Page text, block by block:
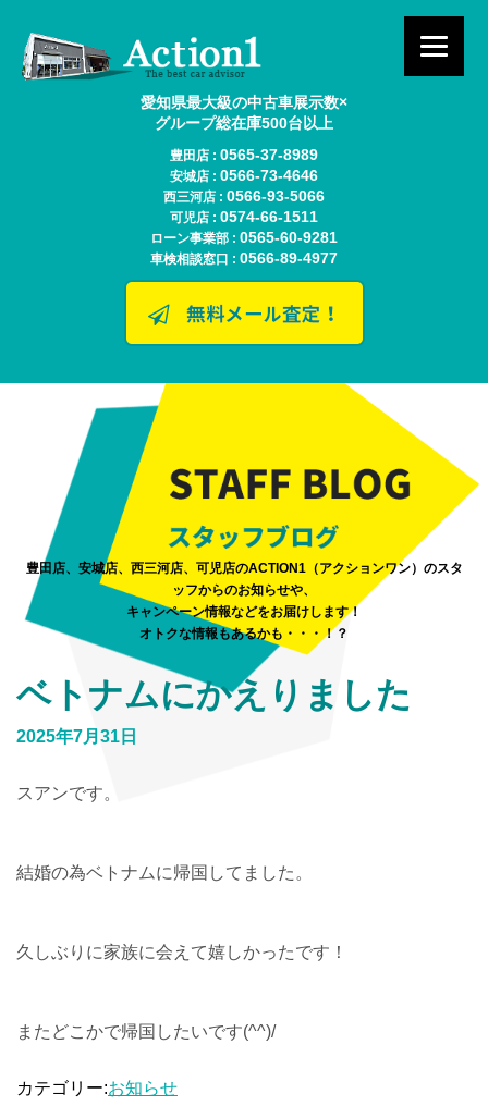
愛知県最大級の中古車展示数×
グループ総在庫500台以上
豊田店 : 0565-37-8989
安城店 : 0566-73-4646
西三河店 : 0566-93-5066
可児店 : 0574-66-1511
ローン事業部 : 0565-60-9281
車検相談窓口 : 0566-89-4977
豊田店、安城店、西三河店、可児店のACTION1（アクションワン）のスタ
ッフからのお知らせや、
キャンペーン情報などをお届けします！
オトクな情報もあるかも・・・！？
ベトナムにかえりました
2025年7月31日
スアンです。
結婚の為ベトナムに帰国してました。
久しぶりに家族に会えて嬉しかったです！
またどこかで帰国したいです(^^)/
カテゴリー:お知らせ